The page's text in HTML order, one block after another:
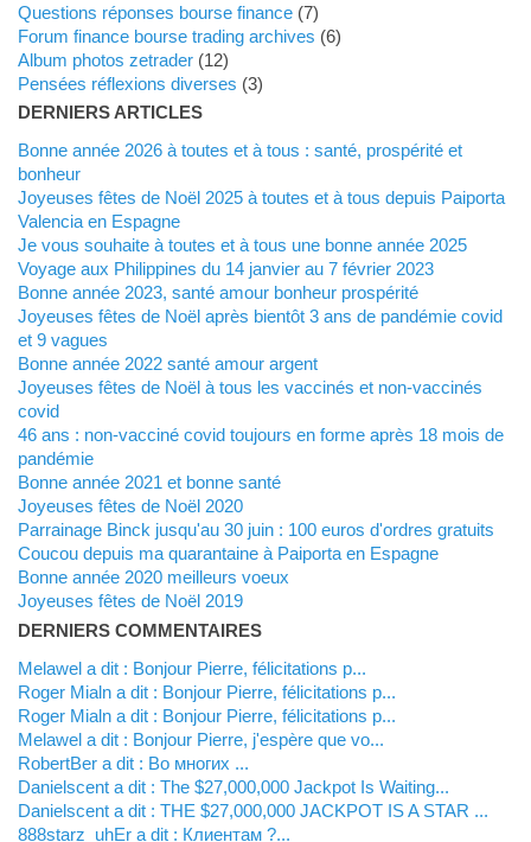
Questions réponses bourse finance(7)
Forum finance bourse trading archives (6)
Album photos zetrader(12)
Pensées réflexions diverses (3)
DERNIERS ARTICLES
Bonne année 2026 à toutes et à tous : santé, prospérité et
bonheur
Joyeuses fêtes de Noël 2025 à toutes et à tous depuis Paiporta
Valencia en Espagne
Je vous souhaite à toutes et à tous une bonne année 2025
Voyage aux Philippines du 14 janvier au 7 février 2023
Bonne année 2023, santé amour bonheur prospérité
Joyeuses fêtes de Noël après bientôt 3 ans de pandémie covid
et 9 vagues
Bonne année 2022 santé amour argent
Joyeuses fêtes de Noël à tous les vaccinés et non-vaccinés
covid
46 ans : non-vacciné covid toujours en forme après 18 mois de
pandémie
Bonne année 2021 et bonne santé
Joyeuses fêtes de Noël 2020
Parrainage Binck jusqu'au 30 juin : 100 euros d'ordres gratuits
Coucou depuis ma quarantaine à Paiporta en Espagne
Bonne année 2020 meilleurs voeux
Joyeuses fêtes de Noël 2019
DERNIERS COMMENTAIRES
Melawel a dit : Bonjour Pierre, félicitations p...
Roger Mialn a dit : Bonjour Pierre, félicitations p...
Roger Mialn a dit : Bonjour Pierre, félicitations p...
Melawel a dit : Bonjour Pierre, j'espère que vo...
RobertBer a dit : Во многих ...
Danielscent a dit : The $27,000,000 Jackpot Is Waiting...
Danielscent a dit : THE $27,000,000 JACKPOT IS A STAR ...
888starz_uhEr a dit : Клиентам ?...